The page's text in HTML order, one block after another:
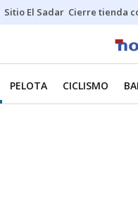
Sitio El Sadar Cierre tienda
PELOTA CICLISMO